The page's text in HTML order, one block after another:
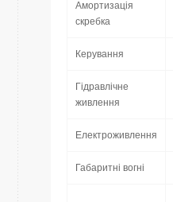
Амортизація
скребка
Керування
Гідравлічне
живлення
Електроживлення
Габаритні вогні